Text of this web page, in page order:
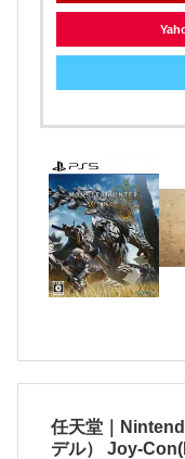
任天堂｜
デル） Joy-